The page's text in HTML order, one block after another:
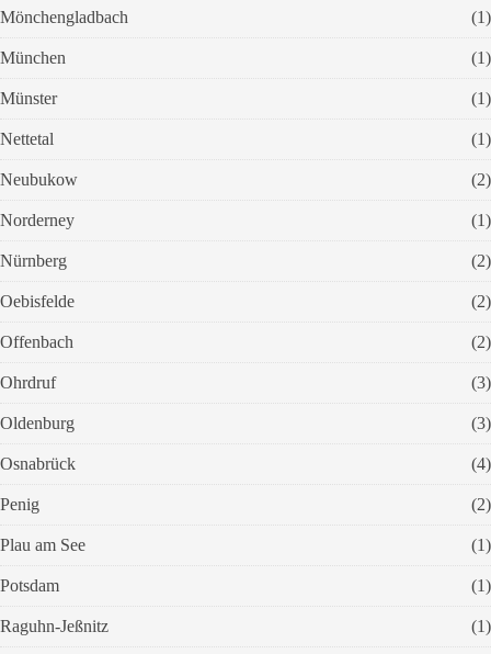
Mönchengladbach (1)
München (1)
Münster (1)
Nettetal (1)
Neubukow (2)
Norderney (1)
Nürnberg (2)
Oebisfelde (2)
Offenbach (2)
Ohrdruf (3)
Oldenburg (3)
Osnabrück (4)
Penig (2)
Plau am See (1)
Potsdam (1)
Raguhn-Jeßnitz (1)